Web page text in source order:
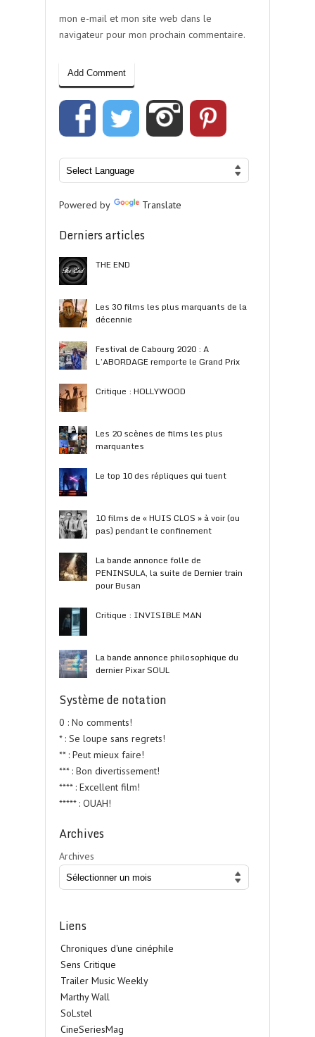
mon e-mail et mon site web dans le
navigateur pour mon prochain commentaire.
Powered by Translate
Derniers articles
THE END
Les 30 films les plus marquants de la
décennie
Festival de Cabourg 2020 : A
L’ABORDAGE remporte le Grand Prix
Critique : HOLLYWOOD
Les 20 scènes de films les plus
marquantes
Le top 10 des répliques qui tuent
10 films de « HUIS CLOS » à voir (ou
pas) pendant le confinement
La bande annonce folle de
PENINSULA, la suite de Dernier train
pour Busan
Critique : INVISIBLE MAN
La bande annonce philosophique du
dernier Pixar SOUL
Système de notation
0 : No comments!
* : Se loupe sans regrets!
** : Peut mieux faire!
*** : Bon divertissement!
**** : Excellent film!
***** : OUAH!
Archives
Archives
Liens
Chroniques d'une cinéphile
Sens Critique
Trailer Music Weekly
Marthy Wall
SoLstel
CineSeriesMag